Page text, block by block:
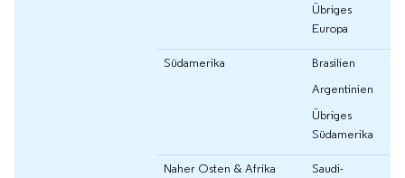
Übriges
Europa
Südamerika
Brasilien
Argentinien
Übriges
Südamerika
Naher Osten & Afrika
Saudi-